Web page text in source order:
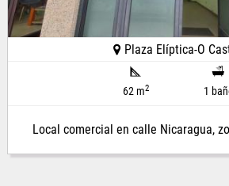
Plaza Elíptica-O
62 m2 1
Local comercial en calle Nicaragua,